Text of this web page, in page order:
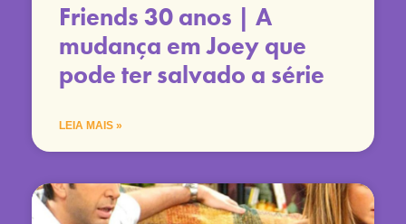
Friends 30 anos | A
mudança em Joey que
pode ter salvado a série
LEIA MAIS »